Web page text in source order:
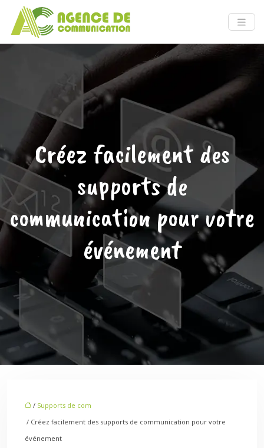
Créez facilement des
supports de
communication pour votre
événement
/ Supports de com
/ Créez facilement des supports de communication pour votre
événement